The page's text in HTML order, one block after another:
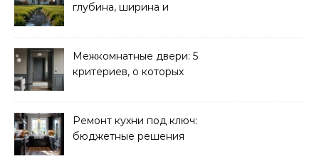
глубина, ширина и
Межкомнатные двери: 5
критериев, о которых
Ремонт кухни под ключ:
бюджетные решения